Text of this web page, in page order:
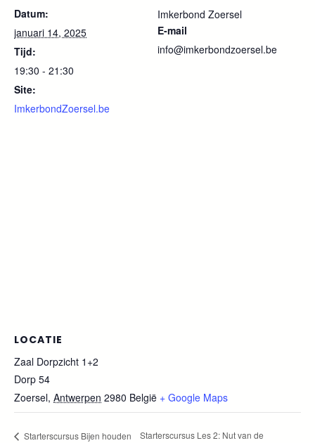
Datum:
januari 14, 2025
Tijd:
19:30 - 21:30
Site:
ImkerbondZoersel.be
Imkerbond Zoersel
E-mail
info@imkerbondzoersel.be
LOCATIE
Zaal Dorpzicht 1+2
Dorp 54
Zoersel, Antwerpen 2980 België + Google Maps
Starterscursus Bijen houden
Starterscursus Les 2: Nut van de